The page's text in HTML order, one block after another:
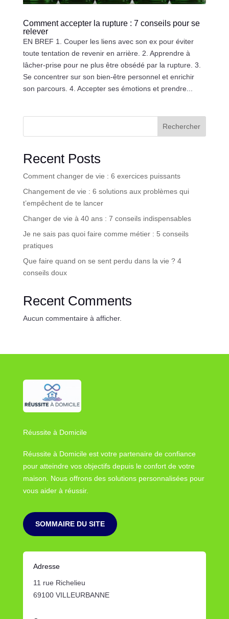
Comment accepter la rupture : 7 conseils pour se
relever
EN BREF 1. Couper les liens avec son ex pour éviter
toute tentation de revenir en arrière. 2. Apprendre à
lâcher-prise pour ne plus être obsédé par la rupture. 3.
Se concentrer sur son bien-être personnel et enrichir
son parcours. 4. Accepter ses émotions et prendre...
Rechercher
Recent Posts
Comment changer de vie : 6 exercices puissants
Changement de vie : 6 solutions aux problèmes qui
t’empêchent de te lancer
Changer de vie à 40 ans : 7 conseils indispensables
Je ne sais pas quoi faire comme métier : 5 conseils
pratiques
Que faire quand on se sent perdu dans la vie ? 4
conseils doux
Recent Comments
Aucun commentaire à afficher.
Réussite à Domicile
Réussite à Domicile est votre partenaire de confiance
pour atteindre vos objectifs depuis le confort de votre
maison. Nous offrons des solutions personnalisées pour
vous aider à réussir.
SOMMAIRE DU SITE
Adresse
11 rue Richelieu
69100 VILLEURBANNE